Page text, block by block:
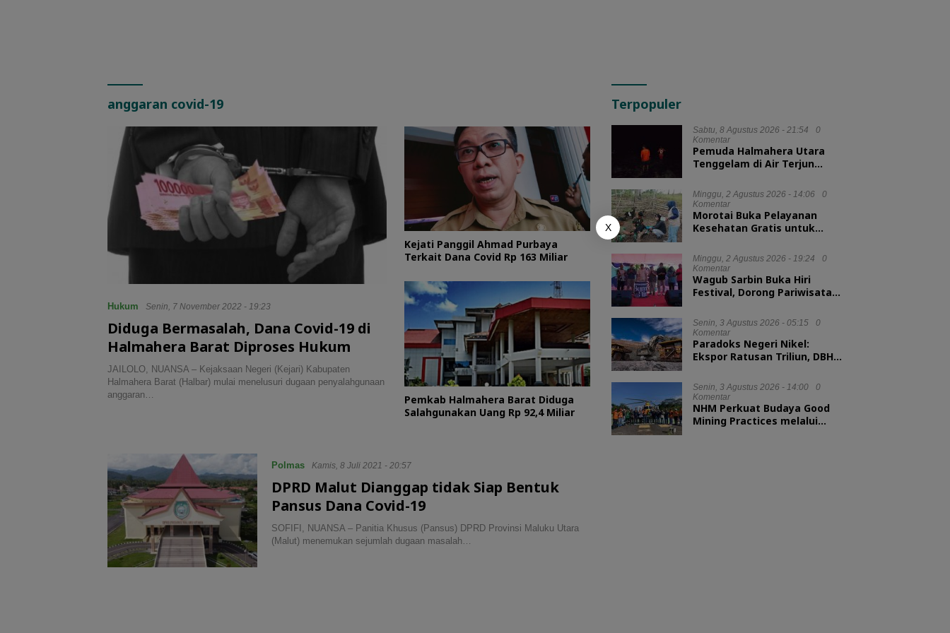
anggaran covid-19
Hukum Senin, 7 November 2022 - 19:23
Diduga Bermasalah, Dana Covid-19 di
Halmahera Barat Diproses Hukum
JAILOLO, NUANSA – Kejaksaan Negeri (Kejari) Kabupaten
Halmahera Barat (Halbar) mulai menelusuri dugaan penyalahgunaan
anggaran…
Kejati Panggil Ahmad Purbaya
Terkait Dana Covid Rp 163 Miliar
Pemkab Halmahera Barat Diduga
Salahgunakan Uang Rp 92,4 Miliar
Polmas Kamis, 8 Juli 2021 - 20:57
DPRD Malut Dianggap tidak Siap Bentuk
Pansus Dana Covid-19
SOFIFI, NUANSA – Panitia Khusus (Pansus) DPRD Provinsi Maluku Utara
(Malut) menemukan sejumlah dugaan masalah…
Terpopuler
Sabtu, 8 Agustus 2026 - 21:54
0
Komentar
Pemuda Halmahera Utara
Tenggelam di Air Terjun
Turun Tangan
Minggu, 2 Agustus 2026 - 14:06
0
Komentar
Morotai Buka Pelayanan
Kesehatan Gratis untuk
Minggu, 2 Agustus 2026 - 19:24
0
Komentar
Wagub Sarbin Buka Hiri
Festival, Dorong Pariwisata
Senin, 3 Agustus 2026 - 05:15
0
Komentar
Paradoks Negeri Nikel:
Ekspor Ratusan Triliun, DBH
Senin, 3 Agustus 2026 - 14:00
0
Komentar
NHM Perkuat Budaya Good
Mining Practices melalui
X